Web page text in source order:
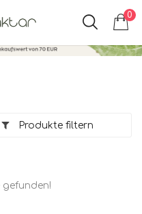
0
Produkte filtern
gefunden!